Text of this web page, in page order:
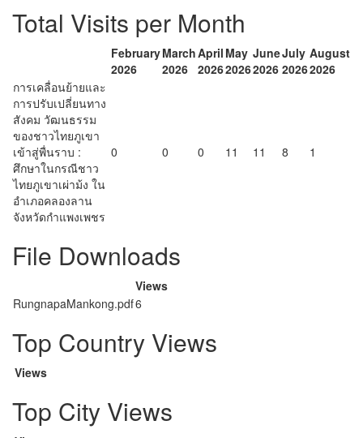
Total Visits per Month
February
2026
March
2026
April
2026
May
2026
June
2026
July
2026
August
2026
การเคลื่อนย้ายและ
การปรับเปลี่ยนทาง
สังคม วัฒนธรรม
ของชาวไทยภูเขา
เข้าสู่พื่นราบ :
ศึกษาในกรณีชาว
ไทยภูเขาเผ่าม้ง ใน
อำเภอคลองลาน
จังหวัดกำแพงเพชร
0 0 0 11 11 8 1
File Downloads
Views
RungnapaMankong.pdf6
Top Country Views
Views
Top City Views